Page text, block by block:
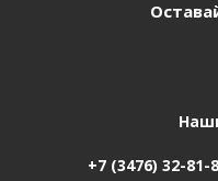
+7 (3476) 32-81-